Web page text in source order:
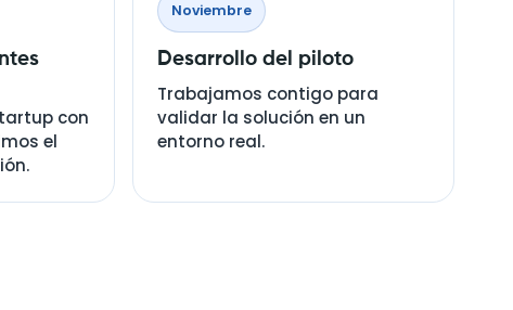
con
el
Noviembre
Desarrollo del piloto
Trabajamos contigo para
validar la solución en un
entorno real.